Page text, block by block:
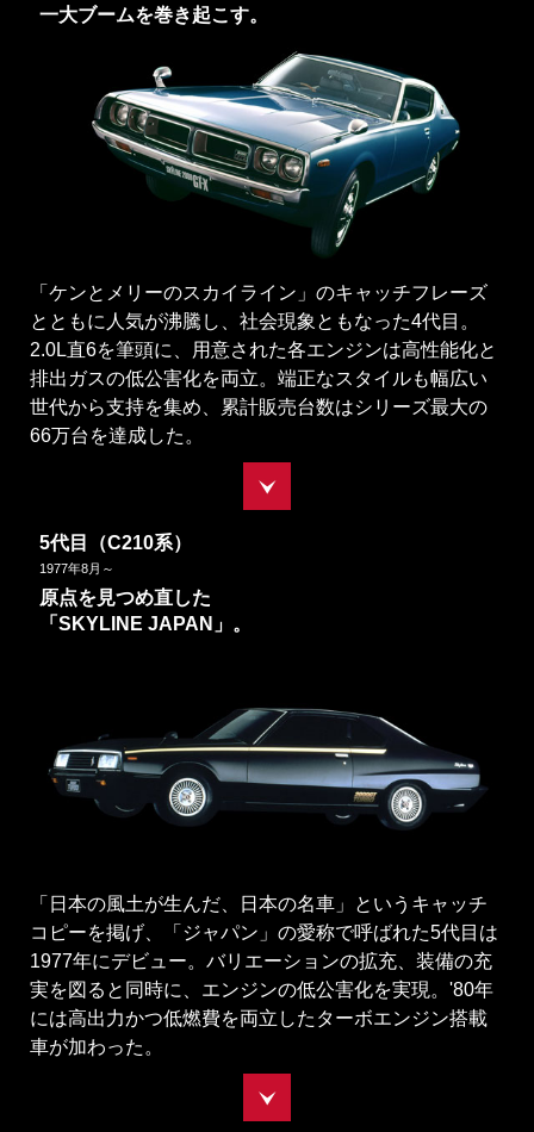
一大ブームを巻き起こす。
「ケンとメリーのスカイライン」のキャッチフレーズ
とともに人気が沸騰し、社会現象ともなった4代目。
2.0L直6を筆頭に、用意された各エンジンは高性能化と
排出ガスの低公害化を両立。端正なスタイルも幅広い
世代から支持を集め、累計販売台数はシリーズ最大の
66万台を達成した。
5代目（C210系）
1977年8月～
原点を見つめ直した
「SKYLINE JAPAN」。
「日本の風土が生んだ、日本の名車」というキャッチ
コピーを掲げ、「ジャパン」の愛称で呼ばれた5代目は
1977年にデビュー。バリエーションの拡充、装備の充
実を図ると同時に、エンジンの低公害化を実現。'80年
には高出力かつ低燃費を両立したターボエンジン搭載
車が加わった。